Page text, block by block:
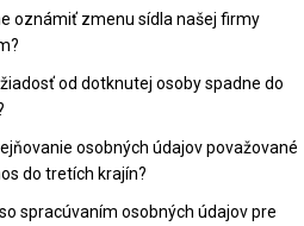
oznámiť zmenu sídla našej firmy
od dotknutej osoby spadne do
osobných údajov považované
do tretích krajín?
spracúvaním osobných údajov pre